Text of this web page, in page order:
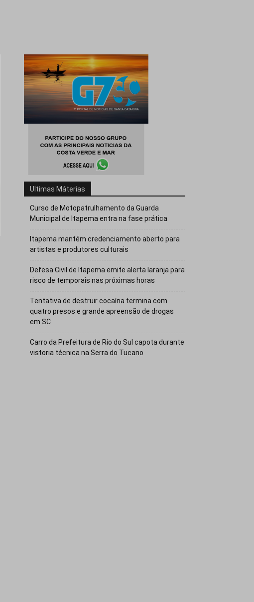
Ultimas Máterias
Curso de Motopatrulhamento da Guarda
Municipal de Itapema entra na fase prática
Itapema mantém credenciamento aberto para
artistas e produtores culturais
Defesa Civil de Itapema emite alerta laranja para
risco de temporais nas próximas horas
Tentativa de destruir cocaína termina com
quatro presos e grande apreensão de drogas
em SC
Carro da Prefeitura de Rio do Sul capota durante
vistoria técnica na Serra do Tucano